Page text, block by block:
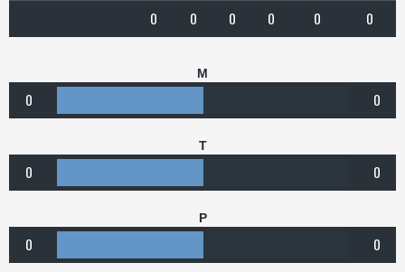
0 0 0 0 0 0
M
0 0
T
0 0
P
0 0